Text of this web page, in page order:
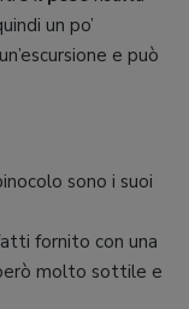
un po’
e può
sono i suoi
fornito con una
molto sottile e